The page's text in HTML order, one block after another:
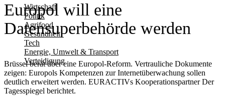
Wirtschaft
Politik
Agrifood
Gesundheit
Tech
Energie, Umwelt & Transport
Verteidigung
Europol will eine
Datensuperbehörde werden
Brüssel berät über eine Europol-Reform. Vertrauliche Dokumente
zeigen: Europols Kompetenzen zur Internetüberwachung sollen
deutlich erweitert werden. EURACTIVs Kooperationspartner Der
Tagesspiegel berichtet.